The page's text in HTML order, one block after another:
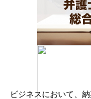
ビジネスにおいて、